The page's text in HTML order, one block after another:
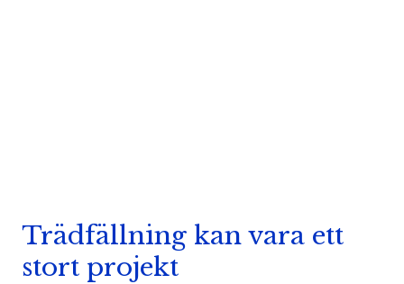
Trädfällning kan vara ett
stort projekt